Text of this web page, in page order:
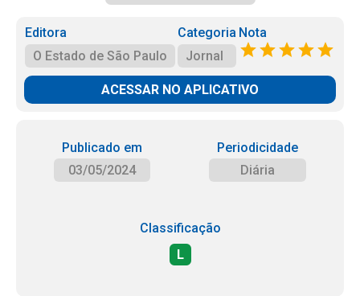
Editora
O Estado de São Paulo
Categoria
Jornal
Nota
ACESSAR NO APLICATIVO
Publicado em
03/05/2024
Periodicidade
Diária
Classificação
L